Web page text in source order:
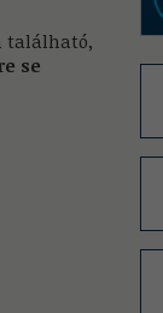
található,
se